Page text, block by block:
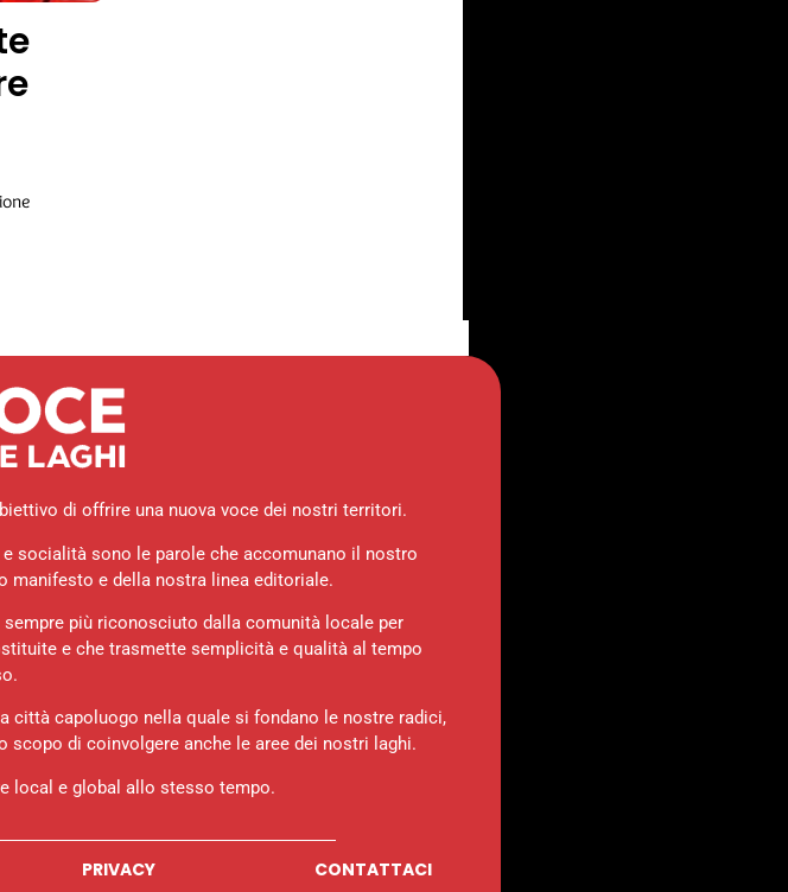
di offrire una nuova voce dei nostri territori.
socialità sono le parole che accomunano il nostro
manifesto e della nostra linea editoriale.
più riconosciuto dalla comunità locale per
e che trasmette semplicità e qualità al tempo
città capoluogo nella quale si fondano le nostre radici,
di coinvolgere anche le aree dei nostri laghi.
local e global allo stesso tempo.
PRIVACY CONTATTACI